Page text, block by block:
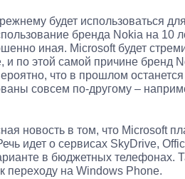
будет использоваться
бренда Nokia на 10
иная. Microsoft будет
и по этой самой причине бренд
что в прошлом
совсем по-другому –
новость в том, что Microsoft
идет о сервисах SkyDrive,
в бюджетных телефонах.
переходу на Windows Phone.